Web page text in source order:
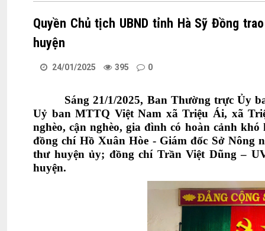
Quyền Chủ tịch UBND tỉnh Hà Sỹ Đồng
huyện
24/01/2025 395 0
Sáng 21/1/2025, Ban Thường trực Ủy
Uỷ ban MTTQ Việt Nam xã Triệu Ái, xã
nghèo, cận nghèo, gia đình có hoàn cảnh
đồng chí Hồ Xuân Hòe - Giám đốc Sở Nông
thư huyện ủy; đồng chí Trần Việt Dũng –
huyện.